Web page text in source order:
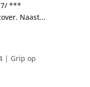
***
Naast...
| Grip op